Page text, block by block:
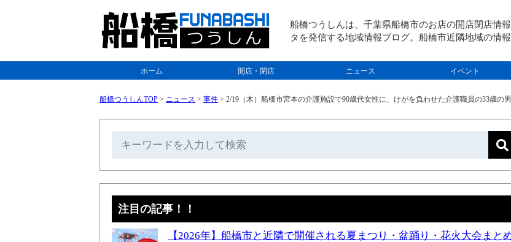
船橋つうしんは、千葉県船橋市のお店の開店閉店情
タを発信する地域情報ブログ。船橋市近隣地域の情報
ホーム 開店・閉店 ニュース イベント
船橋つうしんTOP > ニュース > 事件 > 2/19（木）船橋市宮本の介護施設で90歳代女性に、けがを負わせた介護職員の33歳の
注目の記事！！
【2026年】船橋市と近隣で開催される夏まつり・盆踊り・花火大会まと